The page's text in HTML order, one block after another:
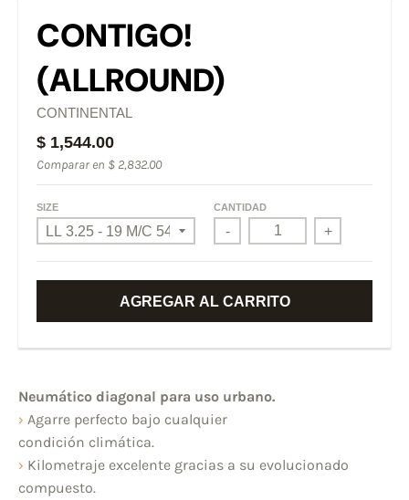
CONTIGO!
(ALLROUND)
CONTINENTAL
$ 1,544.00
Comparar en $ 2,832.00
SIZE CANTIDAD
- +
AGREGAR AL CARRITO
Neumático diagonal para uso urbano.
› Agarre perfecto bajo cualquier
condición climática.
› Kilometraje excelente gracias a su evolucionado
compuesto.